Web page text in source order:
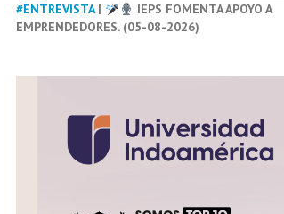
#ENTREVISTA|
IEPS FOMENTA APOYO A
EMPRENDEDORES. (05-08-2026)